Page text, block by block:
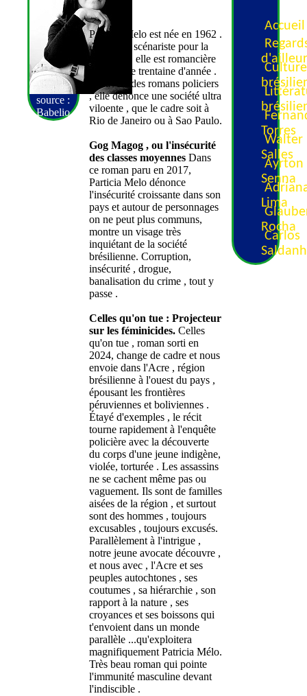
source :
Babelio
Patricia Melo est née en 1962 .
Ancienne scénariste pour la
télévision, elle est romancière
depuis une trentaine d'année .
A travers des romans policiers
, elle dénonce une société ultra
viloente , que le cadre soit à
Rio de Janeiro ou à Sao Paulo.
Gog Magog , ou l'insécurité
des classes moyennes Dans
ce roman paru en 2017,
Particia Melo dénonce
l'insécurité croissante dans son
pays et autour de personnages
on ne peut plus communs,
montre un visage très
inquiétant de la société
brésilienne. Corruption,
insécurité , drogue,
banalisation du crime , tout y
passe .
Celles qu'on tue : Projecteur
sur les féminicides. Celles
qu'on tue , roman sorti en
2024, change de cadre et nous
envoie dans l'Acre , région
brésilienne à l'ouest du pays ,
épousant les frontières
péruviennes et boliviennes .
Étayé d'exemples , le récit
tourne rapidement à l'enquête
policière avec la découverte
du corps d'une jeune indigène,
violée, torturée . Les assassins
ne se cachent même pas ou
vaguement. Ils sont de familles
aisées de la région , et surtout
sont des hommes , toujours
excusables , toujours excusés.
Parallèlement à l'intrigue ,
notre jeune avocate découvre ,
et nous avec , l'Acre et ses
peuples autochtones , ses
coutumes , sa hiérarchie , son
rapport à la nature , ses
croyances et ses boissons qui
t'envoient dans un monde
parallèle ...qu'exploitera
magnifiquement Patricia Mélo.
Très beau roman qui pointe
l'immunité masculine devant
l'indiscible .
Accueil
Culture
Torres
Walter
Salles
Ayrton
Senna
Lima
Rocha
Carlos